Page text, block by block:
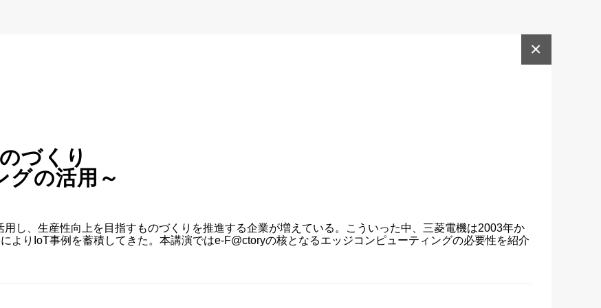
×
づくり
グの活用～
し、生産性向上を目指すものづくりを推進する企業が増えている。こういった中、三菱電機は2003年か
よりIoT事例を蓄積してきた。本講演ではe-F@ctoryの核となるエッジコンピューティングの必要性を紹介